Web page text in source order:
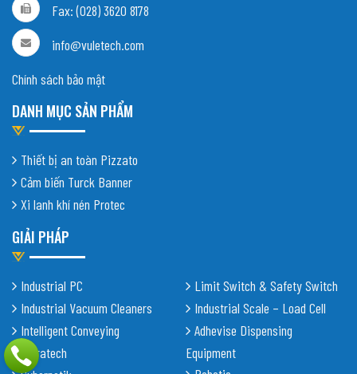
Fax: (028) 3620 8178
info@vuletech.com
Chính sách bảo mật
DANH MỤC SẢN PHẨM
Thiết bị an toàn Pizzato
Cảm biến Turck Banner
Xi lanh khí nén Protec
GIẢI PHÁP
Industrial PC
Industrial Vacuum Cleaners
Intelligent Conveying
Shiratech
Limit Switch & Safety Switch
Industrial Scale – Load Cell
Adhevise Dispensing
Equipment